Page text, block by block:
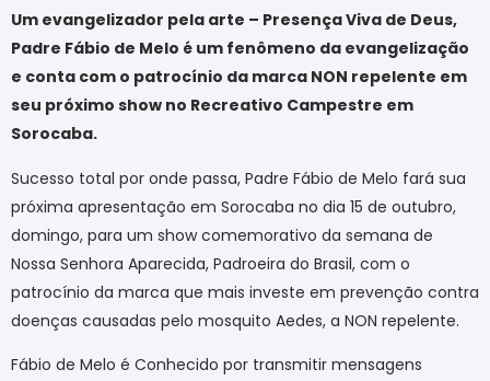
Um evangelizador pela arte – Presença Viva de Deus,
Padre Fábio de Melo é um fenômeno da evangelização
e conta com o patrocínio da marca NON repelente em
seu próximo show no Recreativo Campestre em
Sorocaba.
Sucesso total por onde passa, Padre Fábio de Melo fará sua
próxima apresentação em Sorocaba no dia 15 de outubro,
domingo, para um show comemorativo da semana de
Nossa Senhora Aparecida, Padroeira do Brasil, com o
patrocínio da marca que mais investe em prevenção contra
doenças causadas pelo mosquito Aedes, a NON repelente.
Fábio de Melo é Conhecido por transmitir mensagens